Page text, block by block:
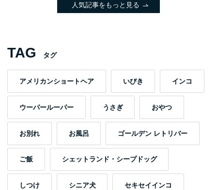
人気記事をもっと見る
TAG タグ
アメリカンショートヘア いびき インコ
ウーパールーパー うさぎ おやつ
お別れ お風呂 ゴールデン レトリバー
ご飯 シェットランド・シープドッグ
しつけ シニア犬 セキセイインコ